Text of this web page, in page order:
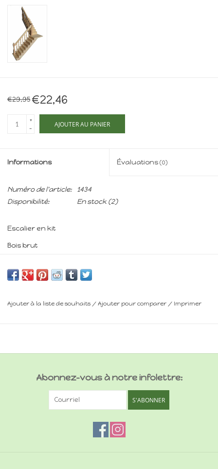
Vintage & Occasion
Maison de souris
miniature - The Mouse
Mansion
€29,95 €22,46
+
-
AJOUTER AU PANIER
Informations Évaluations (0)
Numéro de l'article:
1434
Disponibilité:
En stock (2)
Escalier en kit
Bois brut
Minimum 14 ans
Ajouter à la liste de souhaits / Ajouter pour comparer / Imprimer
Abonnez-vous à notre infolettre:
S'ABONNER